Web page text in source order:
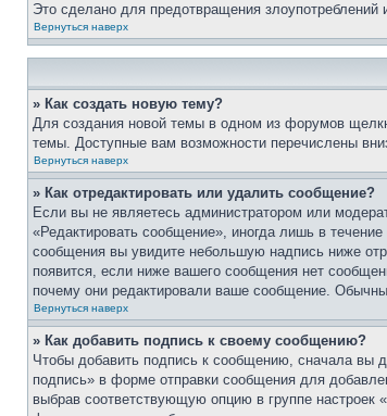
Это сделано для предотвращения
Вернуться наверх
» Как создать новую тему?
Для создания новой темы в одном из форумов
темы. Доступные вам возможности перечислены
Вернуться наверх
» Как отредактировать или удалить сообщение?
Если вы не являетесь администратором или
«Редактировать сообщение», иногда лишь в
сообщения вы увидите небольшую надпись ниже
появится, если ниже вашего сообщения нет
почему они редактировали ваше сообщение.
Вернуться наверх
» Как добавить подпись к своему сообщению?
Чтобы добавить подпись к сообщению, сначала вы
подпись» в форме отправки сообщения для
выбрав соответствующую опцию в группе